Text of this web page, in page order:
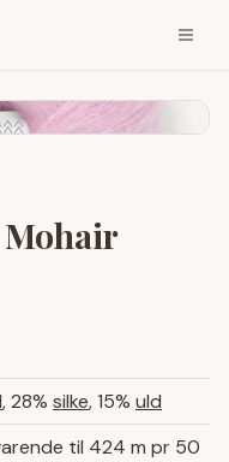
Mohair
, 28% silke, 15% uld
til 424 m pr 50